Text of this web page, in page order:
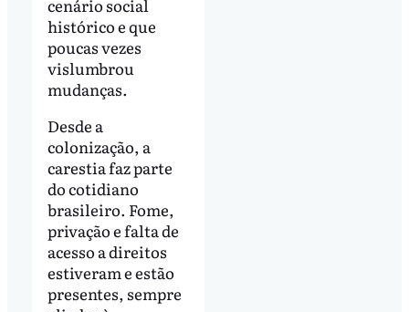
cenário social
histórico e que
poucas vezes
vislumbrou
mudanças.
Desde a
colonização, a
carestia faz parte
do cotidiano
brasileiro. Fome,
privação e falta de
acesso a direitos
estiveram e estão
presentes, sempre